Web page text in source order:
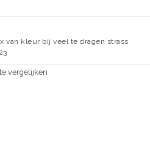
van kleur bij veel te dragen strass
vergelijken